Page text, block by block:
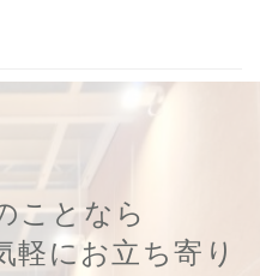
ことなら
軽にお立ち寄り